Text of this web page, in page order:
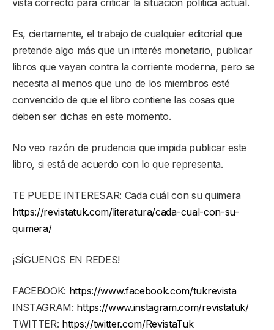
Es, ciertamente, el trabajo de cualquier editorial que
pretende algo más que un interés monetario, publicar
libros que vayan contra la corriente moderna, pero se
necesita al menos que uno de los miembros esté
convencido de que el libro contiene las cosas que
deben ser dichas en este momento.
No veo razón de prudencia que impida publicar este
libro, si está de acuerdo con lo que representa.
TE PUEDE INTERESAR: Cada cuál con su quimera
https://revistatuk.com/literatura/cada-cual-con-su-
quimera/
¡SÍGUENOS EN REDES!
FACEBOOK: https://www.facebook.com/tukrevista
INSTAGRAM: https://www.instagram.com/revistatuk/
TWITTER: https://twitter.com/RevistaTuk